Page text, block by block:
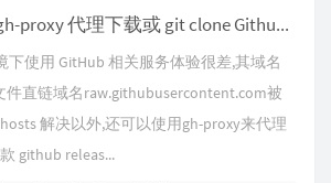
分享优质工具 - gh-proxy 代理下载或 git clone Github 仓库
下使用 GitHub 相关服务体验很差,其域名
件直链域名raw.githubusercontent.com被
解决以外,还可以使用gh-proxy来代理
github releas...